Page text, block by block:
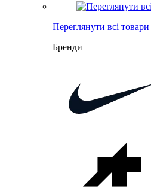
Переглянути всі товари
Бренди